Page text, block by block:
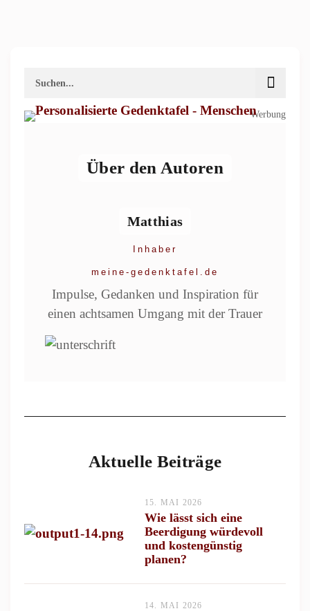
Werbung
Über den Autoren
Matthias
Inhaber
meine-gedenktafel.de
Impulse, Gedanken und Inspiration für
einen achtsamen Umgang mit der Trauer
Aktuelle Beiträge
15. MAI 2026
Wie lässt sich eine
Beerdigung würdevoll
und kostengünstig
planen?
14. MAI 2026